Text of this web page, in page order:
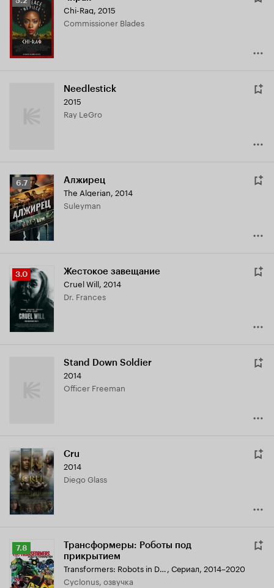
Кинопоиска
5.2
Chi-Raq, 2015
Commissioner Blades
Needlestick
2015
Ray LeGro
Рейтинг
Кинопоиска
6.7
6.7 Алжирец
The Algerian, 2014
Suleyman
Рейтинг
Кинопоиска
3.0
3.0 Жестокое завещание
Cruel Will, 2014
Dr. Frances
Stand Down Soldier
2014
Officer Freeman
Cru
2014
Diego Glass
Рейтинг
Кинопоиска
7.8
7.8
Трансформеры: Роботы под
прикрытием
Transformers: Robots in Disguise, Сериал, 2014–2020
Cyclonus, озвучка